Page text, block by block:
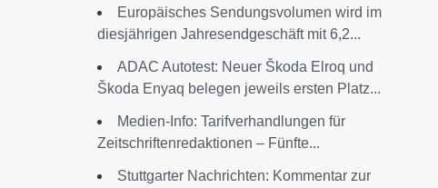
Europäisches Sendungsvolumen wird im
diesjährigen Jahresendgeschäft mit 6,2...
ADAC Autotest: Neuer Škoda Elroq und
Škoda Enyaq belegen jeweils ersten Platz...
Medien-Info: Tarifverhandlungen für
Zeitschriftenredaktionen – Fünfte...
Stuttgarter Nachrichten: Kommentar zur